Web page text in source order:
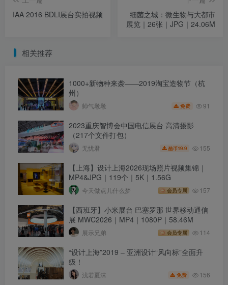
IAA 2016 BDLI展台实拍视频
细菌之城：微生物与大都市
展览｜26张｜JPG｜24.06M
相关推荐
1000+新物种来袭——2019淘宝造物节（杭
州）
帅气墩墩 免费 91
2023重庆智博会中国电信展台 高清摄影
（217个文件打包）
无忧君 酷币19.9 155
【上海】设计上海2026现场照片视频集锦｜
MP4&JPG｜119个｜5K｜1.56G
今天做点儿什么梦 会员专属 157
【西班牙】小米展台 巴塞罗那 世界移动通信
展 MWC2026｜MP4｜1080P｜58.46M
展示兄弟 会员专属 114
“设计上海”2019 – 亚洲设计“风向标”全面升
级！
浅若夏沫 免费 156